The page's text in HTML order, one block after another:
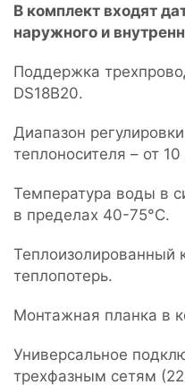
В комплект входят
наружного и
Поддержка
DS18B20.
Диапазон
теплоносителя – от
Температура воды в
в пределах 40-75°С.
Теплоизолированный
теплопотерь.
Монтажная планка в
Универсальное
трехфазным сетям